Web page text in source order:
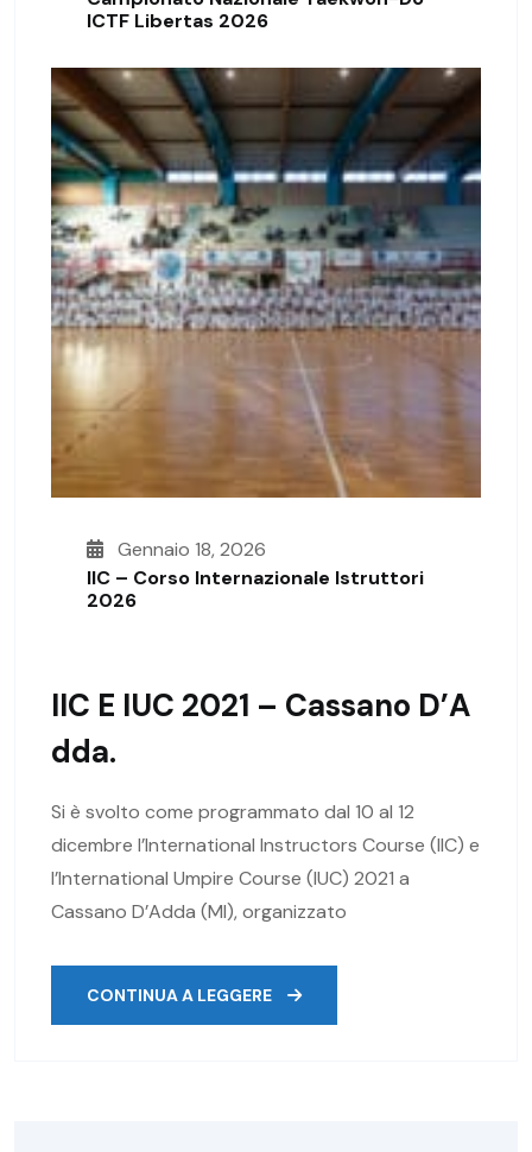
ICTF Libertas 2026
Gennaio 18, 2026
IIC – Corso Internazionale Istruttori
2026
IIC E IUC 2021 – Cassano D’A
Dda.
Si è svolto come programmato dal 10 al 12
dicembre l’International Instructors Course (IIC) e
l’International Umpire Course (IUC) 2021 a
Cassano D’Adda (MI), organizzato
CONTINUA A LEGGERE